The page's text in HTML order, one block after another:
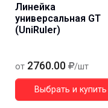
Линейка
универсальная GT
(UniRuler)
от 2760.00 /шт
Выбрать и купить